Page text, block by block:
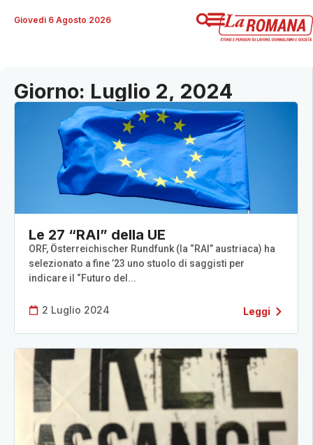
Giovedì 6 Agosto 2026
Giorno: Luglio 2, 2024
Le 27 “RAI” della UE
ORF, Österreichischer Rundfunk (la “RAI” austriaca) ha
selezionato a fine ’23 uno stuolo di saggisti per
indicare il “Futuro del...
2 Luglio 2024 Leggi